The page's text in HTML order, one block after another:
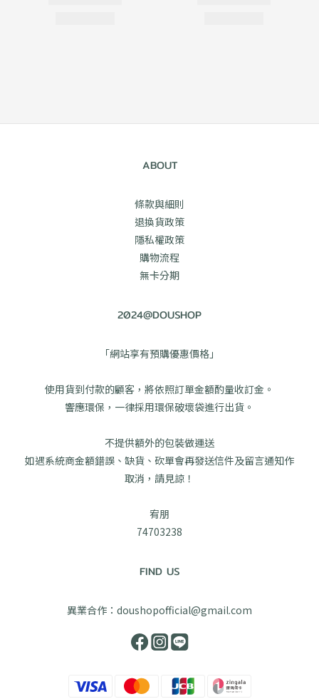
ABOUT
條款與細則
退換貨政策
隱私權政策
購物流程
無卡分期
2024@DOUSHOP
「網站享有預購優惠價格」
使用貨到付款的顧客，將依照訂單金額酌量收訂金。
響應環保，一律採用環保破壞袋進行出貨。
不提供額外的包裝做運送
如遇系統商金額錯誤、缺貨、砍單會再發送信件及留言通知作
取消，請見諒！
宥朋
74703238
FIND US
異業合作：doushopofficial@gmail.com